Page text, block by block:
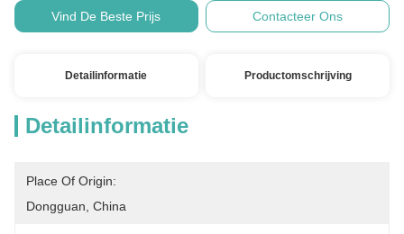
Vind De Beste Prijs Contacteer Ons
Detailinformatie Productomschrijving
Detailinformatie
Place Of Origin:
Dongguan, China